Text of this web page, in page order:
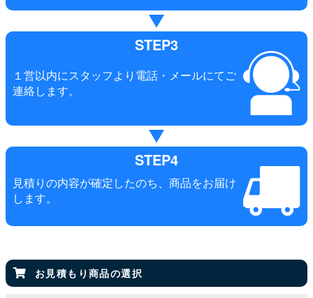
STEP3
１営以内にスタッフより電話・メールにてご
連絡します。
STEP4
見積りの内容が確定したのち、商品をお届け
します。
お見積もり商品の選択